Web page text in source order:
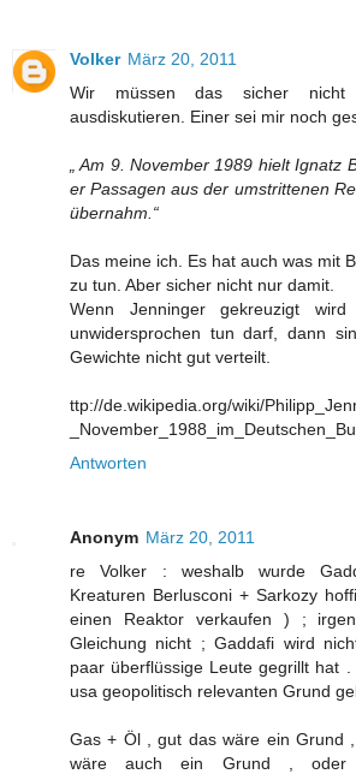
Volker März 20, 2011
Wir müssen das sicher nicht
ausdiskutieren. Einer sei mir noch
„ Am 9. November 1989 hielt Ignatz
er Passagen aus der umstrittenen
übernahm.“
Das meine ich. Es hat auch was mit
zu tun. Aber sicher nicht nur damit.
Wenn Jenninger gekreuzigt
unwidersprochen tun darf, dann
Gewichte nicht gut verteilt.
ttp://de.wikipedia.org/wiki/
Antworten
Anonym März 20, 2011
re Volker : weshalb wurde
Kreaturen Berlusconi + Sarkozy
einen Reaktor verkaufen ) ;
Gleichung nicht ; Gaddafi wird
paar überflüssige Leute gegrillt hat
usa geopolitisch relevanten Grund
Gas + Öl , gut das wäre ein Grund
wäre auch ein Grund ,